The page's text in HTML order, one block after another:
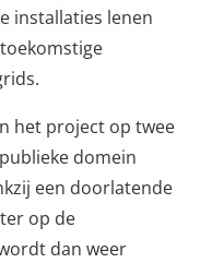
installaties lenen
het project op twee
domein
een doorlatende
op de
dan weer